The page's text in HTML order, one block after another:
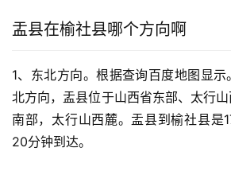
盂县在榆社县哪个方向啊
1、东北方向。根据查询百度地图显
北方向，盂县位于山西省东部、太行
南部，太行山西麓。盂县到榆社县是
20分钟到达。